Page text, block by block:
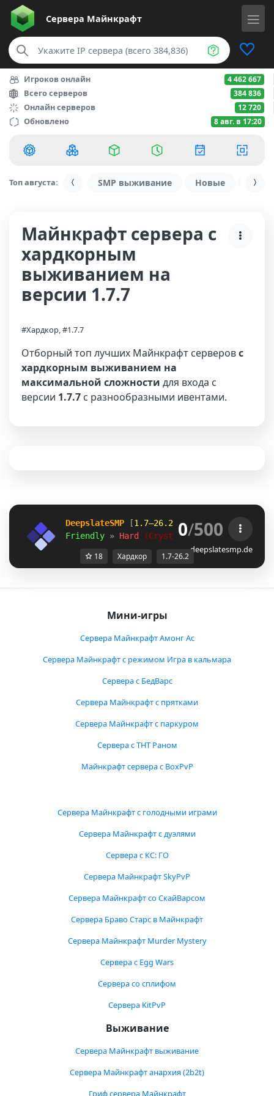
Сервера Майнкрафт
Игроков онлайн 4 462 667
Всего серверов 384 836
Онлайн серверов 12 720
Обновлено 8 авг. в 17:20
Топ августа: SMP выживание Новые С
Майнкрафт сервера с
хардкорным
выживанием на
версии 1.7.7
#Хардкор, #1.7.7
Отборный топ лучших Майнкрафт серверовс
хардкорным выживанием на
максимальной сложности для входа с
версии 1.7.7 с разнообразными ивентами.
DeepslateSMP [1.7–26.2
Friendly » Hard (Crystal PvP) »
0/500
deepslatesmp.de
18 Хардкор 1.7-26.2
Мини-игры
Сервера Майнкрафт Амонг Ас
Сервера Майнкрафт с режимом Игра в кальмара
Сервера с БедВарс
Сервера Майнкрафт с прятками
Сервера Майнкрафт с паркуром
Сервера с ТНТ Раном
Майнкрафт сервера с BoxPvP
Сервера Майнкрафт с голодными играми
Сервера Майнкрафт с дуэлями
Сервера с КС: ГО
Сервера Майнкрафт SkyPvP
Сервера Майнкрафт со СкайВарсом
Сервера Браво Старс в Майнкрафт
Сервера Майнкрафт Murder Mystery
Сервера с Egg Wars
Сервера со сплифом
Сервера KitPvP
Выживание
Сервера Майнкрафт выживание
Сервера Майнкрафт анархия (2b2t)
Гриф сервера Майнкрафт